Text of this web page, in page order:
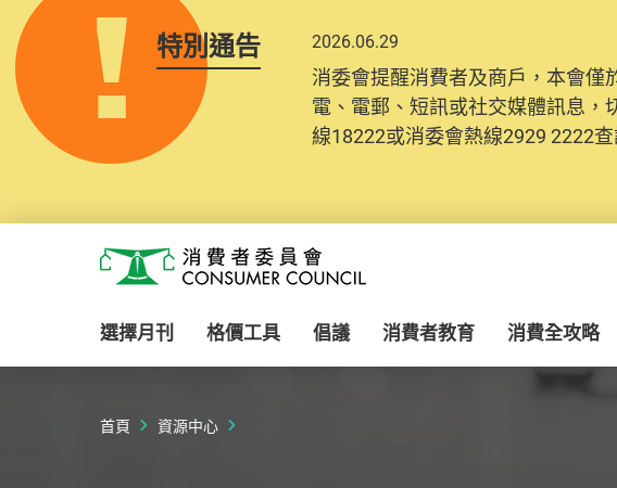
特別通告 2026.06.29
消委會提醒消費者及商戶，本會僅
電、電郵、短訊或社交媒體訊息
線18222或消委會熱線2929 2222查
2025.10.31
為提升使用者體驗及網絡安全，
消費者需要提供基本聯絡資料（
紀錄將清晰整合於帳戶中，方便日
消費者委員會
選擇月刊 格價工具 倡議 消費者教育 消費全攻略
首頁 資源中心